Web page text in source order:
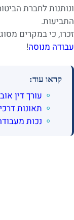
ונותנות לחברת
התביעות.
זכרו, כי במקרים
עבודה מנוסה!
קראו עוד:
עורך דין
תאונות
נכות